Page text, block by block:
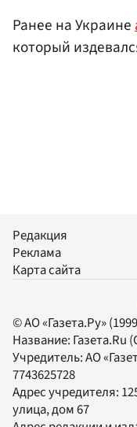
Ранее на Украине
который
Редакция
Реклама
Карта сайта
© АО «Газета.Ру»
Название: Газета.Ru
Учредитель:АО
7743625728
Адрес учредителя:
улица, дом 67